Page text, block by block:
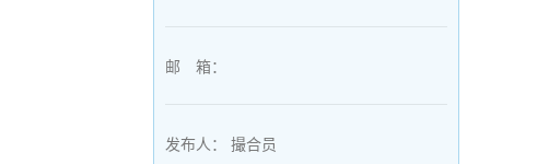
邮 箱：
发布人： 撮合员